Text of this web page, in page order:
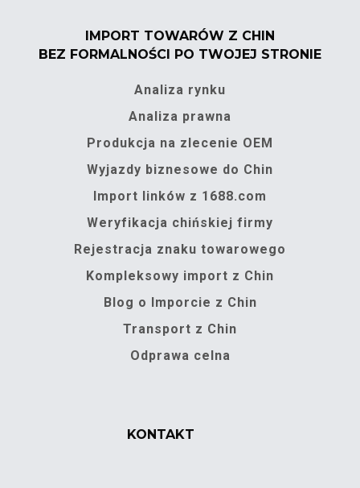
IMPORT TOWARÓW Z CHIN
BEZ FORMALNOŚCI PO TWOJEJ STRONIE
Analiza rynku
Analiza prawna
Produkcja na zlecenie OEM
Wyjazdy biznesowe do Chin
Import linków z 1688.com
Weryfikacja chińskiej firmy
Rejestracja znaku towarowego
Kompleksowy import z Chin
Blog o Imporcie z Chin
Transport z Chin
Odprawa celna
KONTAKT